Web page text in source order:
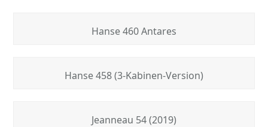
Hanse 460 Antares
Hanse 458 (3-Kabinen-Version)
Jeanneau 54 (2019)